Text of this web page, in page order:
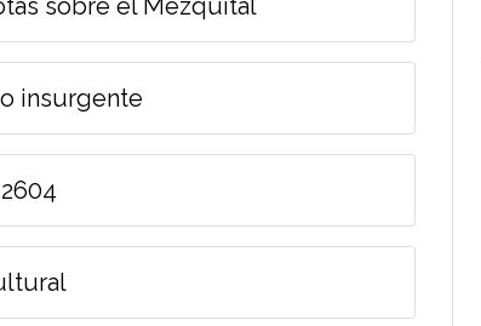
sobre el Mezquital
insurgente